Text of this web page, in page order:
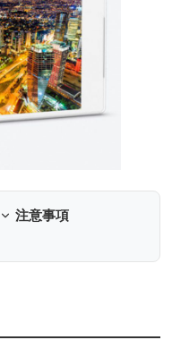
注意事項